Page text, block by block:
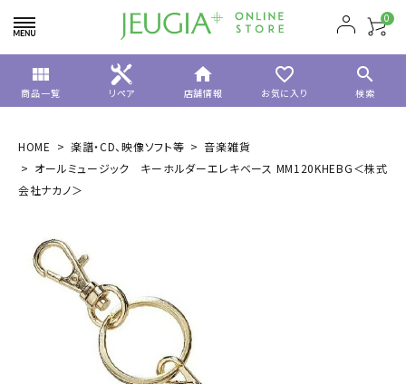
0
view_module
商品一覧 リペア
home
店舗情報
favorite_border
お気に入り
search
検索
HOME 楽譜・CD、映像ソフト等
音楽雑貨
オールミュージック キーホルダーエレキベース MM120KHEBG＜株式
会社ナカノ＞